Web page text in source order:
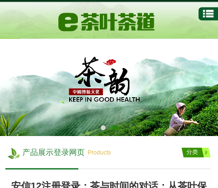
产品展示登录网页 Products 分类